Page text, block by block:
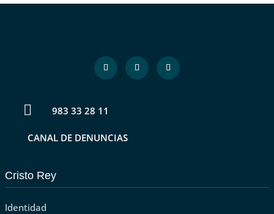
 983 33 28 11
CANAL DE DENUNCIAS
Cristo Rey
Identidad